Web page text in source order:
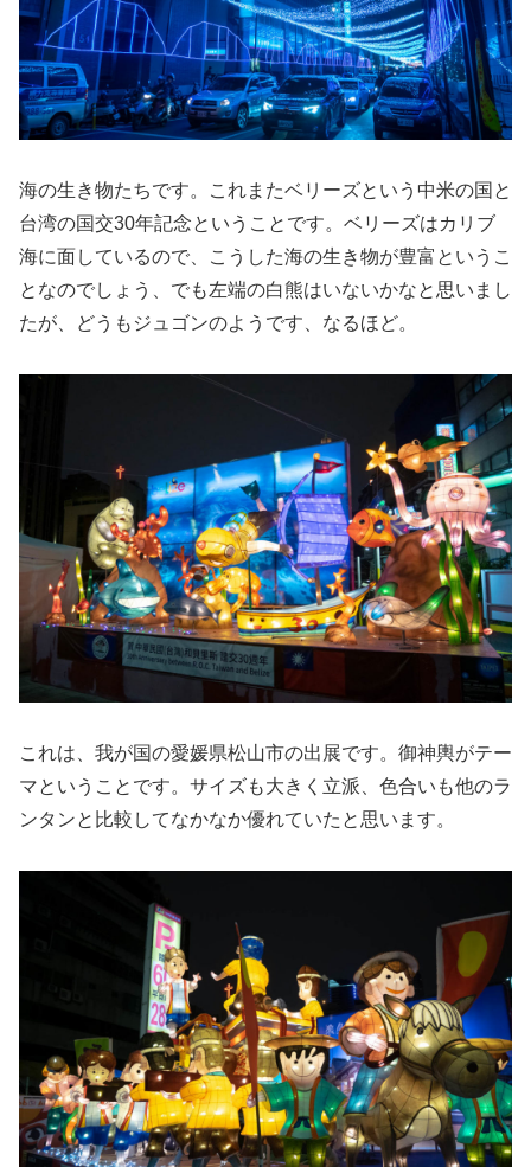
海の生き物たちです。これまたベリーズという中米の国と
台湾の国交30年記念ということです。ベリーズはカリブ
海に面しているので、こうした海の生き物が豊富というこ
となのでしょう、でも左端の白熊はいないかなと思いまし
たが、どうもジュゴンのようです、なるほど。
これは、我が国の愛媛県松山市の出展です。御神輿がテー
マということです。サイズも大きく立派、色合いも他のラ
ンタンと比較してなかなか優れていたと思います。